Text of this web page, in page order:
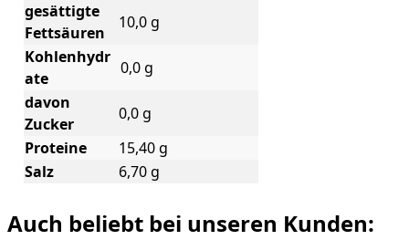
gesättigte
Fettsäuren
10,0 g
Kohlenhydr
ate
0,0 g
davon
Zucker
0,0 g
Proteine
15,40 g
Salz
6,70 g
Auch beliebt bei unseren Kunden: